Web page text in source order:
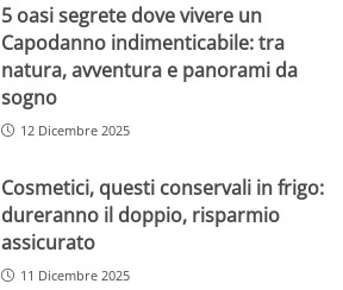
5 oasi segrete dove vivere un
Capodanno indimenticabile: tra
natura, avventura e panorami da
sogno
12 Dicembre 2025
Cosmetici, questi conservali in frigo:
dureranno il doppio, risparmio
assicurato
11 Dicembre 2025